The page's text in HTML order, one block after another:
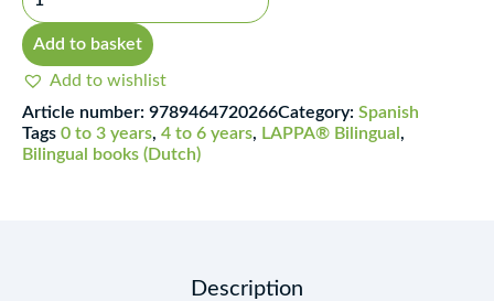
boodschappen
(NL-
SP)
Add to basket
Add to wishlist
Article number: 9789464720266Category: Spanish
Tags 0 to 3 years, 4 to 6 years, LAPPA® Bilingual ,
Bilingual books (Dutch)
Description